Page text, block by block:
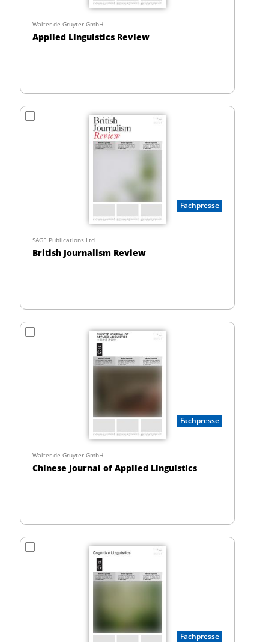
Walter de Gruyter GmbH
Applied Linguistics Review
Fachpresse
SAGE Publications Ltd
British Journalism Review
Fachpresse
Walter de Gruyter GmbH
Chinese Journal of Applied Linguistics
Fachpresse